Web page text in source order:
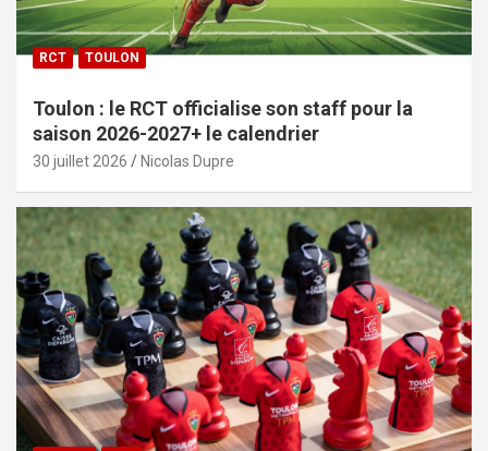
RCT TOULON
Toulon : le RCT officialise son staff pour la
saison 2026-2027+ le calendrier
30 juillet 2026 Nicolas Dupre